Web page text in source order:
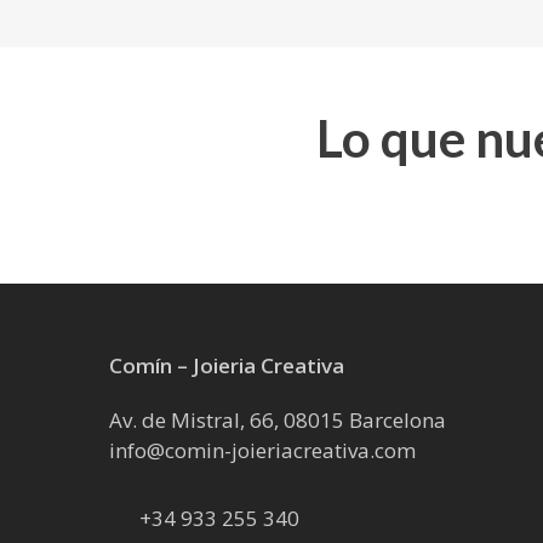
Lo que
Comín – Joieria Creativa
Av. de Mistral, 66, 08015 Barcelona
info@comin-joieriacreativa.com
+34 933 255 340